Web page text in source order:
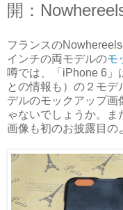
開：
フランスの
インチの両モデルのモ
噂では、「iPhone 6」
との情報も）の２モ
デルのモックアップ画
ゃないでしょうか。
画像も初のお披露目の